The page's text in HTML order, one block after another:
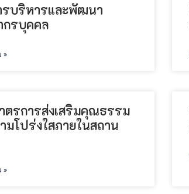
รบริหารและพัฒนา
กรบุคคล
»
ตรการส่งเสริมคุณธรรม
มโปร่งใสภายในสถาน
»